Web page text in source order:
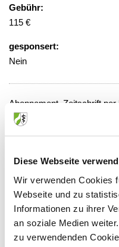
Diese Webseite
Wir verwenden Cookies
Webseite und zu
Informationen zu ihrer
an soziale Medien
zu verwendenden
Gebühr:
115 €
gesponsert:
Nein
Abonnement, Zeitschrift
online
Printmedien
Stresemannstraße 12,
Anbieter: